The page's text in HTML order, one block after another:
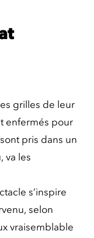
grilles de leur
enfermés pour
pris dans un
va les
s’inspire
selon
vraisemblable